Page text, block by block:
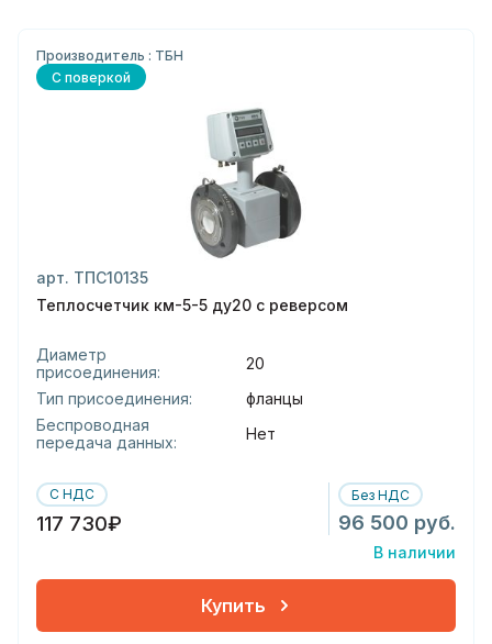
Производитель : ТБН
С поверкой
арт. ТПС10135
Теплосчетчик км-5-5 ду20 с реверсом
Диаметр
присоединения:
20
Тип присоединения:
фланцы
Беспроводная
передача данных:
Нет
С НДС
117 730₽
Без НДС
96 500 руб.
В наличии
Купить